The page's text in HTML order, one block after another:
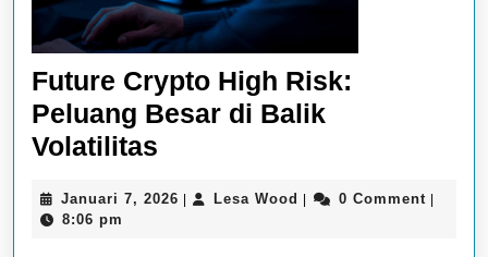
Future Crypto High Risk:
Peluang Besar di Balik
Volatilitas
High
Januari 7, 2026 JanuariLesa Wood Lesa 0 Comment
8:06 pm